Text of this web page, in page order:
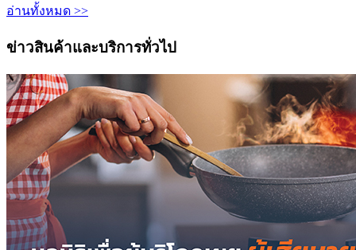
อ่านทั้งหมด >>
ข่าวสินค้าและบริการทั่วไป